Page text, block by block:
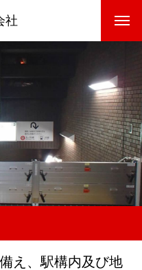
社
え、駅構内及び地